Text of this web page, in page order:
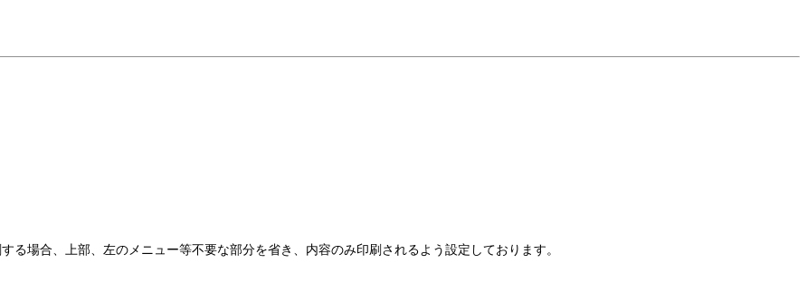
る場合、上部、左のメニュー等不要な部分を省き、内容のみ印刷されるよう設定しております。